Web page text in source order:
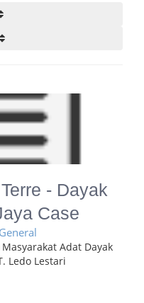
- Dayak
Case
Adat Dayak
Ledo Lestari